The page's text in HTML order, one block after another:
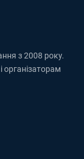
з 2008 року.
організаторам